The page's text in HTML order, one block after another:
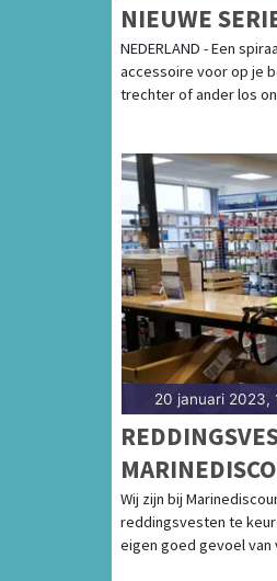
NIEUWE
NEDERLAND - Een
accessoire voor op je
trechter of ander los
20 januari 2023,
Wij zijn bij
reddingsvesten te
eigen goed gevoel van